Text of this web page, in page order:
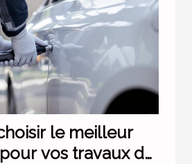
le meilleur
vos travaux de